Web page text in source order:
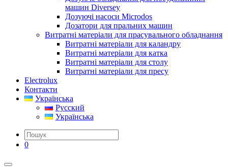
машин Diversey
Дозуючі насоси Microdos
Дозатори для пральних машин
Витратні матеріали для прасувального обладнання
Витратні матеріали для каландру
Витратні матеріали для катка
Витратні матеріали для столу
Витратні матеріали для пресу
Electrolux
Контакти
Українська
Русский
Українська
0